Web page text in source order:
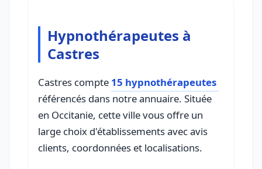
Hypnothérapeutes à
Castres
Castres compte 15 hypnothérapeutes
référencés dans notre annuaire. Située
en Occitanie, cette ville vous offre un
large choix d'établissements avec avis
clients, coordonnées et localisations.